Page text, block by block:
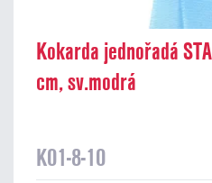
Kokarda jednořadá
cm, sv.modrá
K01-8-10